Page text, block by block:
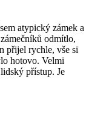
atypický zámek a
odmítlo,
přijel rychle, vše si
hotovo. Velmi
přístup. Je